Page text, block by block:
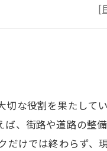
求められるスキル
土木の仕事での
な役割を果たして
、街路や道路の整
けでは終わらず、